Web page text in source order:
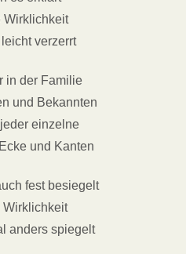
Wirklichkeit
verzerrt
in der Familie
und Bekannten
einzelne
und Kanten
fest besiegelt
Wirklichkeit
anders spiegelt